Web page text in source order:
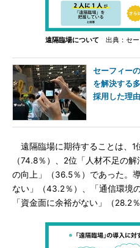
遠隔臨場について 出典：セー
セーフィー
を解決する
採用した理
遠隔臨場に期待することは、1
（74.8％）、2位「人材不足の
の向上」（36.5％）であった。
ない」（43.2％）、「通信環境
「資金面に余裕がない」（28.2